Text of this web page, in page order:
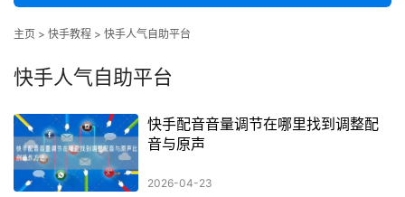
主页 > 快手教程 > 快手人气自助平台
快手人气自助平台
快手配音音量调节在哪里找到调整配
音与原声
2026-04-23